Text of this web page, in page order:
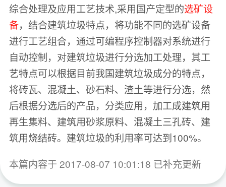
综合处理及应用工艺技术,采用国产定型的选矿设
备，结合建筑垃圾特点，将功能不同的选矿设备
进行工艺组合，通过可编程序控制器对系统进行
自动控制，对建筑垃圾进行分选加工处理，其工
艺特点可以根据目前我国建筑垃圾成分的特点，
将砖瓦、混凝土、砂石料、渣土等进行分选，然
后根据分选后的产品，分类应用，加工成建筑用
再生集料、建筑用砂浆原料、混凝土三孔砖、建
筑用烧结砖。建筑垃圾的利用率可达到100%。
本篇内容于 2017-08-07 10:01:18 已补充更新